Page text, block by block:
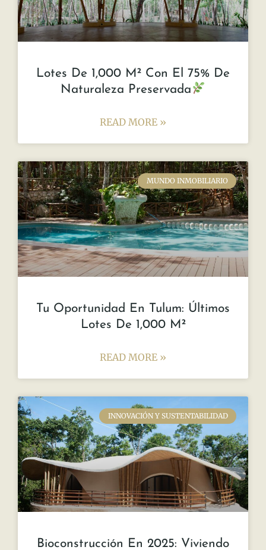
Lotes De 1,000 M² Con El 75% De
Naturaleza Preservada
READ MORE »
MUNDO INMOBILIARIO
Tu Oportunidad En Tulum: Últimos
Lotes De 1,000 M²
READ MORE »
INNOVACIÓN Y SUSTENTABILIDAD
Bioconstrucción En 2025: Viviendo